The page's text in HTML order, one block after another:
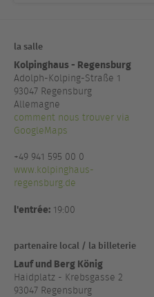
la salle
Kolpinghaus - Regensburg
Adolph-Kolping-Straße 1
93047 Regensburg
Allemagne
comment nous trouver via
GoogleMaps
+49 941 595 00 0
www.kolpinghaus-
regensburg.de
l'entrée: 19:00
partenaire local / la billeterie
Lauf und Berg König
Haidplatz - Krebsgasse 2
93047 Regensburg